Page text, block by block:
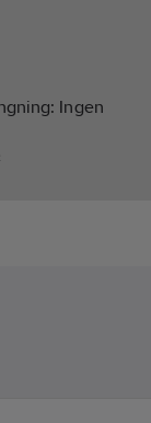
Ingen